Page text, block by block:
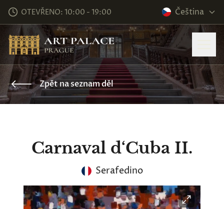
OTEVŘENO: 10:00 - 19:00 Čeština
Zpět na seznam děl
Carnaval d‘Cuba II.
Serafedino